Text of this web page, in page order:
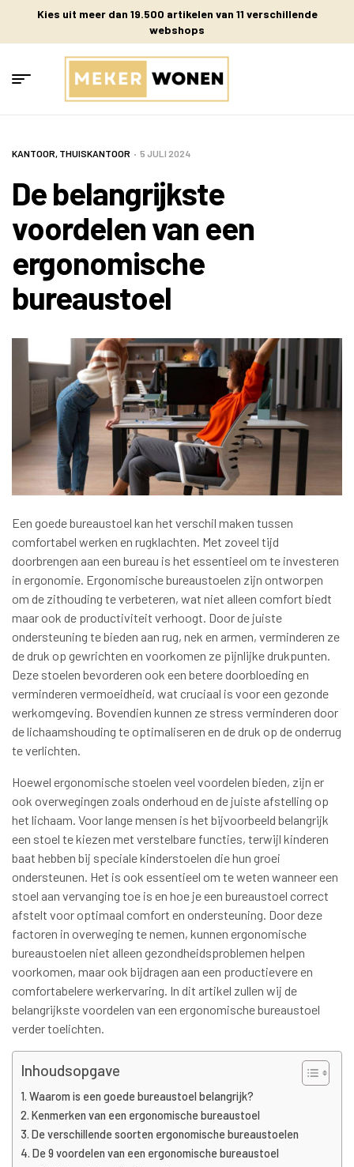
Kies uit meer dan 19.500 artikelen van 11 verschillende
webshops
KANTOOR, THUISKANTOOR 5 JULI 2024
De belangrijkste
voordelen van een
ergonomische
bureaustoel
Een goede bureaustoel kan het verschil maken tussen
comfortabel werken en rugklachten. Met zoveel tijd
doorbrengen aan een bureau is het essentieel om te investeren
in ergonomie. Ergonomische bureaustoelen zijn ontworpen
om de zithouding te verbeteren, wat niet alleen comfort biedt
maar ook de productiviteit verhoogt. Door de juiste
ondersteuning te bieden aan rug, nek en armen, verminderen ze
de druk op gewrichten en voorkomen ze pijnlijke drukpunten.
Deze stoelen bevorderen ook een betere doorbloeding en
verminderen vermoeidheid, wat cruciaal is voor een gezonde
werkomgeving. Bovendien kunnen ze stress verminderen door
de lichaamshouding te optimaliseren en de druk op de onderrug
te verlichten.
Hoewel ergonomische stoelen veel voordelen bieden, zijn er
ook overwegingen zoals onderhoud en de juiste afstelling op
het lichaam. Voor lange mensen is het bijvoorbeeld belangrijk
een stoel te kiezen met verstelbare functies, terwijl kinderen
baat hebben bij speciale kinderstoelen die hun groei
ondersteunen. Het is ook essentieel om te weten wanneer een
stoel aan vervanging toe is en hoe je een bureaustoel correct
afstelt voor optimaal comfort en ondersteuning. Door deze
factoren in overweging te nemen, kunnen ergonomische
bureaustoelen niet alleen gezondheidsproblemen helpen
voorkomen, maar ook bijdragen aan een productievere en
comfortabelere werkervaring. In dit artikel zullen wij de
belangrijkste voordelen van een ergonomische bureaustoel
verder toelichten.
Inhoudsopgave
Waarom is een goede bureaustoel belangrijk?
Kenmerken van een ergonomische bureaustoel
De verschillende soorten ergonomische bureaustoelen
De 9 voordelen van een ergonomische bureaustoel